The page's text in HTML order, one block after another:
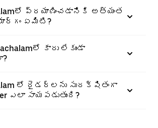
ప్రయాణించడానికి అత్యంత
ఏమిటి?
కారు లేకుండా
లో రైడర్‌లను సురక్షితంగా
ఎలా సాయపడుతుంది?